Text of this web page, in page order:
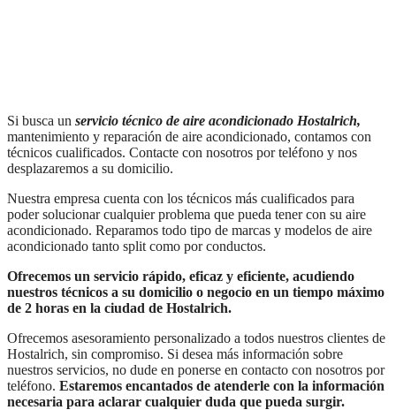
Si busca un servicio técnico de aire acondicionado Hostalrich,
mantenimiento y reparación de aire acondicionado, contamos con
técnicos cualificados. Contacte con nosotros por teléfono y nos
desplazaremos a su domicilio.
Nuestra empresa cuenta con los técnicos más cualificados para
poder solucionar cualquier problema que pueda tener con su aire
acondicionado. Reparamos todo tipo de marcas y modelos de aire
acondicionado tanto split como por conductos.
Ofrecemos un servicio rápido, eficaz y eficiente, acudiendo
nuestros técnicos a su domicilio o negocio en un tiempo máximo
de 2 horas en la ciudad de Hostalrich.
Ofrecemos asesoramiento personalizado a todos nuestros clientes de
Hostalrich, sin compromiso. Si desea más información sobre
nuestros servicios, no dude en ponerse en contacto con nosotros por
teléfono. Estaremos encantados de atenderle con la información
necesaria para aclarar cualquier duda que pueda surgir.